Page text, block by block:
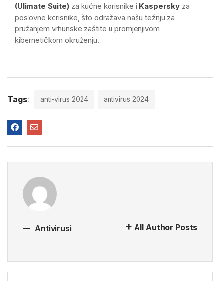
(Ulimate Suite) za kućne korisnike i Kaspersky za
poslovne korisnike, što odražava našu težnju za
pružanjem vrhunske zaštite u promjenjivom
kibernetičkom okruženju.
Tags: anti-virus 2024 antivirus 2024
Antivirusi All Author Posts